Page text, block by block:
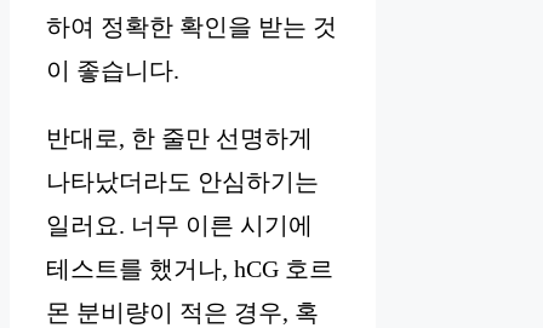
하여 정확한 확인을 받는 것
이 좋습니다.
반대로, 한 줄만 선명하게
나타났더라도 안심하기는
일러요. 너무 이른 시기에
테스트를 했거나, hCG 호르
몬 분비량이 적은 경우, 혹